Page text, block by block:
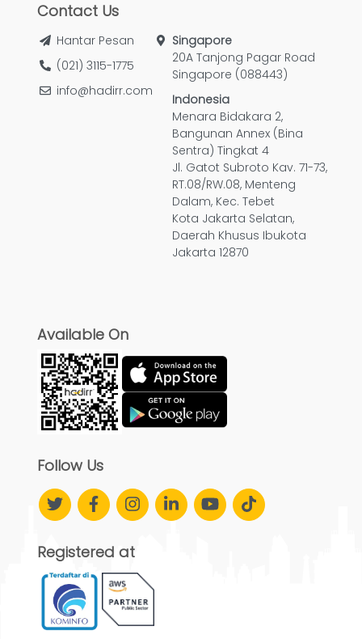
Contact Us
Hantar Pesan
(021) 3115-1775
info@hadirr.com
Singapore
20A Tanjong Pagar Road
Singapore (088443)
Indonesia
Menara Bidakara 2,
Bangunan Annex (Bina
Sentra) Tingkat 4
Jl. Gatot Subroto Kav. 71-73,
RT.08/RW.08, Menteng
Dalam, Kec. Tebet
Kota Jakarta Selatan,
Daerah Khusus Ibukota
Jakarta 12870
Available On
Follow Us
Registered at